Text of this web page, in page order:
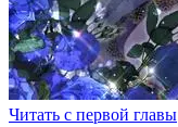
Читать с первой главы